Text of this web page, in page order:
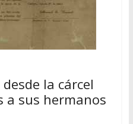
la cárcel
a sus hermanos